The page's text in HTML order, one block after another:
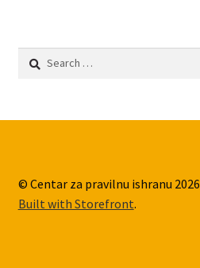
Search
© Centar za pravilnu ishranu 2026
Built with Storefront.